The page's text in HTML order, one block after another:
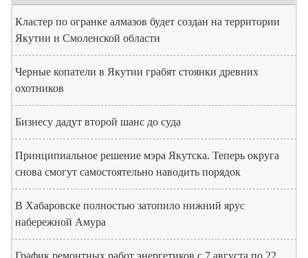
Кластер по огранке алмазов будет создан на территории
Якутии и Смоленской области
Черные копатели в Якутии грабят стоянки древних
охотников
Бизнесу дадут второй шанс до суда
Принципиальное решение мэра Якутска. Теперь округа
снова смогут самостоятельно наводить порядок
В Хабаровске полностью затопило нижний ярус
набережной Амура
График ремонтных работ энергетиков с 7 августа по 22